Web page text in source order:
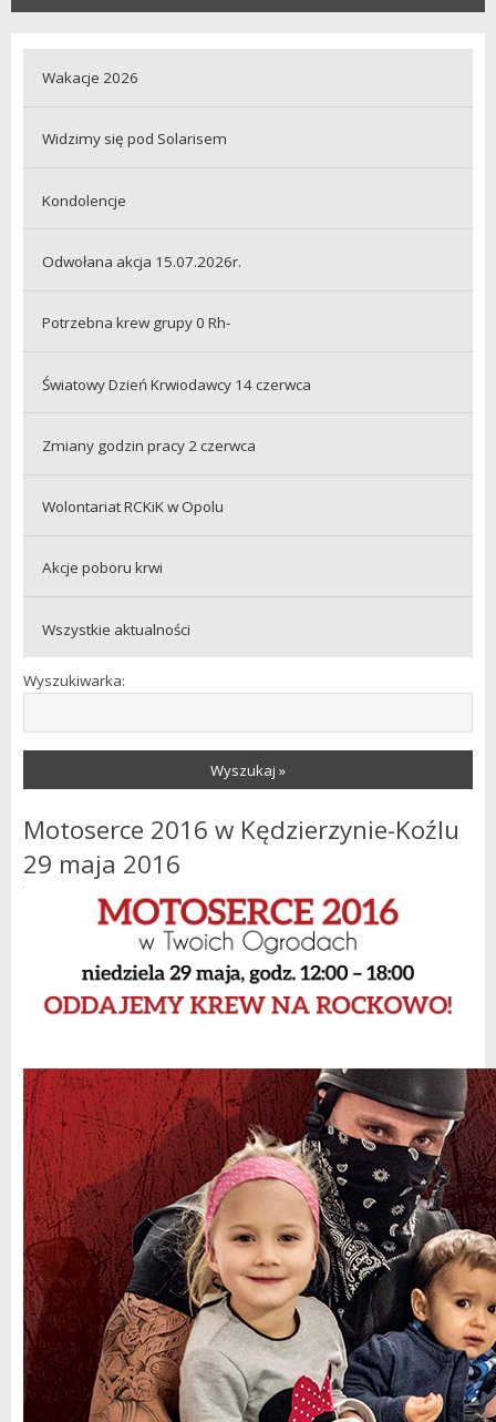
Wakacje 2026
Widzimy się pod Solarisem
Kondolencje
Odwołana akcja 15.07.2026r.
Potrzebna krew grupy 0 Rh-
Światowy Dzień Krwiodawcy 14 czerwca
Zmiany godzin pracy 2 czerwca
Wolontariat RCKiK w Opolu
Akcje poboru krwi
Wszystkie aktualności
Wyszukiwarka:
Wyszukaj »
Motoserce 2016 w Kędzierzynie-Koźlu
29 maja 2016